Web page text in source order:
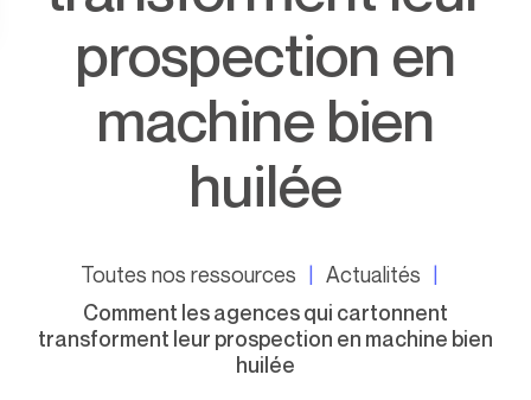
prospection en
machine bien
huilée
Toutes nos ressources
Actualités
Comment les agences qui cartonnent
transforment leur prospection en machine bien
huilée